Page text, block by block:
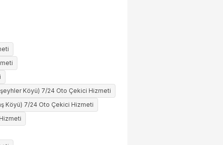
Köyü) 7/24 Oto Çekici Hizmeti
Köyü) 7/24 Oto Çekici Hizmeti